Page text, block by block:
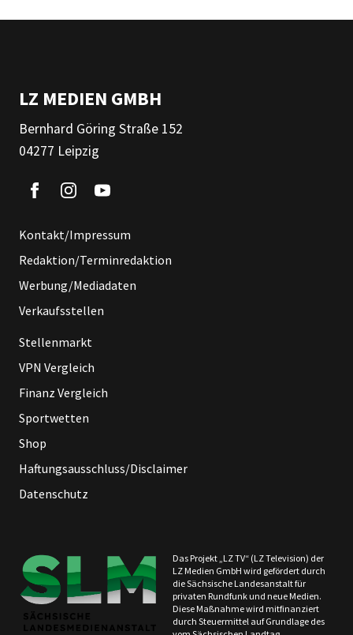
LZ MEDIEN GMBH
Bernhard Göring Straße 152
04277 Leipzig
Kontakt/Impressum
Redaktion/Terminredaktion
Werbung/Mediadaten
Verkaufsstellen
Stellenmarkt
VPN Vergleich
Finanz Vergleich
Sportwetten
Shop
Haftungsausschluss/Disclaimer
Datenschutz
Das Projekt „LZ TV“ (LZ Television) der
LZ Medien GmbH wird gefördert durch
die Sächsische Landesanstalt für
privaten Rundfunk und neue Medien.
Diese Maßnahme wird mitfinanziert
durch Steuermittel auf Grundlage des